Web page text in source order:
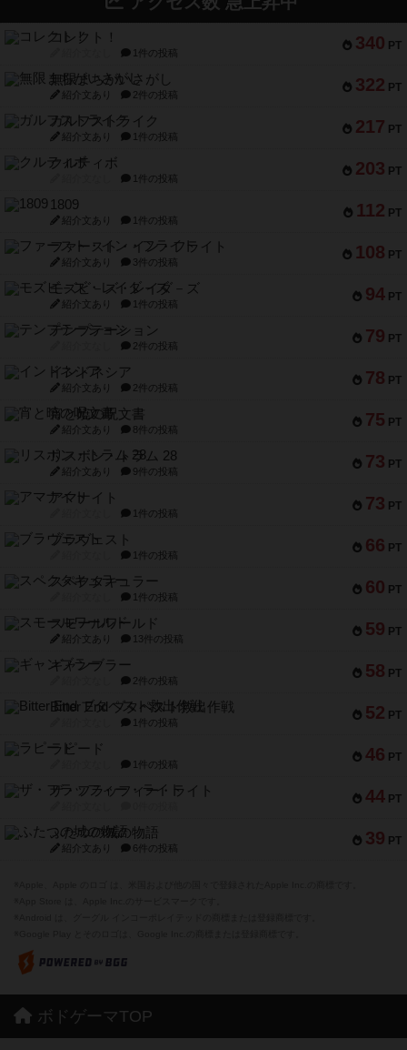
340 PT
コレクト！
1件の投稿
322 PT
無限まちがいさがし
紹介文あり 2件の投稿
217 PT
ガルフストライク
紹介文あり 1件の投稿
203 PT
クルティボ
1件の投稿
112 PT
1809
紹介文あり 1件の投稿
108 PT
ファースト・イン・フライト
紹介文あり 3件の投稿
94 PT
モズビ－ズ・レイダ－ズ
紹介文あり 1件の投稿
79 PT
テンプテーション
2件の投稿
78 PT
インドネシア
紹介文あり 2件の投稿
75 PT
宵と暁の呪文書
紹介文あり 8件の投稿
73 PT
リスボン・トラム 28
紹介文あり 9件の投稿
73 PT
アマナイト
1件の投稿
66 PT
ブラヴェスト
1件の投稿
60 PT
スペクタキュラー
1件の投稿
59 PT
スモールワールド
紹介文あり 13件の投稿
58 PT
ギャンブラー
2件の投稿
52 PT
Bitter End ブタペスト救出作戦
1件の投稿
46 PT
ラピード
1件の投稿
44 PT
ザ・フラッフィー・ライト
39 PT
ふたつの城の物語
紹介文あり 6件の投稿
ボドゲーマTOP